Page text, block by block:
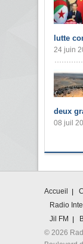
lutte
24 juin
deux
08 juil
Accueil
Radio
Jil FM
© 2026